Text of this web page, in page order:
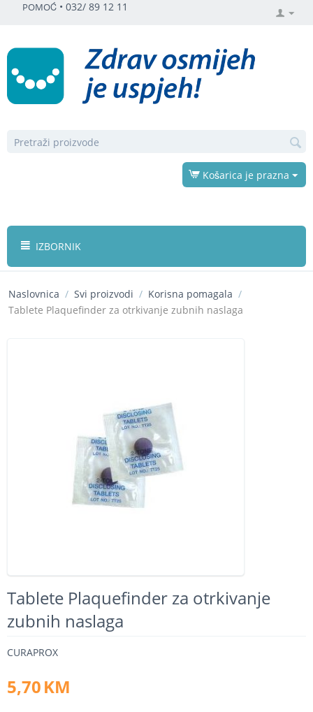
POMOĆ • 032/ 89 12 11
Košarica je prazna
IZBORNIK
Naslovnica / Svi proizvodi / Korisna pomagala /
Tablete Plaquefinder za otrkivanje zubnih naslaga
Tablete Plaquefinder za otrkivanje
zubnih naslaga
CURAPROX
5,70KM